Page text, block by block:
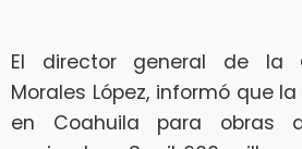
El director general de la
Morales López, informó que
en Coahuila para obras